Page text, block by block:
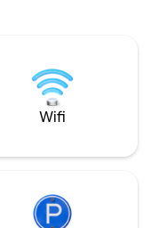
l'arrivée.
Wifi